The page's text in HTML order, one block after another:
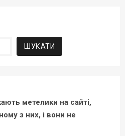
метелики на сайті,
з них, і вони не